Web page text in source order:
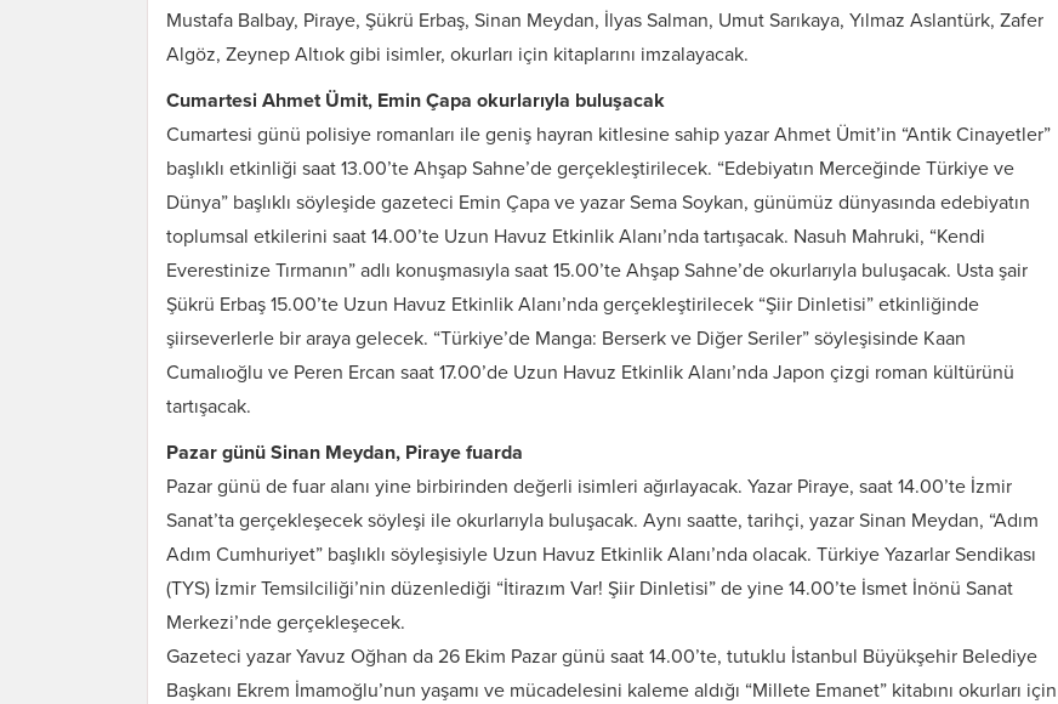
Mustafa Balbay, Piraye, Şükrü Erbaş, Sinan Meydan, İlyas Salman, Umut Sarıkaya, Yılmaz Aslantürk, Zafer
Algöz, Zeynep Altıok gibi isimler, okurları için kitaplarını imzalayacak.
Cumartesi Ahmet Ümit, Emin Çapa okurlarıyla buluşacak
Cumartesi günü polisiye romanları ile geniş hayran kitlesine sahip yazar Ahmet Ümit’in “Antik Cinayetler”
başlıklı etkinliği saat 13.00’te Ahşap Sahne’de gerçekleştirilecek. “Edebiyatın Merceğinde Türkiye ve
Dünya” başlıklı söyleşide gazeteci Emin Çapa ve yazar Sema Soykan, günümüz dünyasında edebiyatın
toplumsal etkilerini saat 14.00’te Uzun Havuz Etkinlik Alanı’nda tartışacak. Nasuh Mahruki, “Kendi
Everestinize Tırmanın” adlı konuşmasıyla saat 15.00’te Ahşap Sahne’de okurlarıyla buluşacak. Usta şair
Şükrü Erbaş 15.00’te Uzun Havuz Etkinlik Alanı’nda gerçekleştirilecek “Şiir Dinletisi” etkinliğinde
şiirseverlerle bir araya gelecek. “Türkiye’de Manga: Berserk ve Diğer Seriler” söyleşisinde Kaan
Cumalıoğlu ve Peren Ercan saat 17.00’de Uzun Havuz Etkinlik Alanı’nda Japon çizgi roman kültürünü
tartışacak.
Pazar günü Sinan Meydan, Piraye fuarda
Pazar günü de fuar alanı yine birbirinden değerli isimleri ağırlayacak. Yazar Piraye, saat 14.00’te İzmir
Sanat’ta gerçekleşecek söyleşi ile okurlarıyla buluşacak. Aynı saatte, tarihçi, yazar Sinan Meydan, “Adım
Adım Cumhuriyet” başlıklı söyleşisiyle Uzun Havuz Etkinlik Alanı’nda olacak. Türkiye Yazarlar Sendikası
(TYS) İzmir Temsilciliği’nin düzenlediği “İtirazım Var! Şiir Dinletisi” de yine 14.00’te İsmet İnönü Sanat
Merkezi’nde gerçekleşecek.
Gazeteci yazar Yavuz Oğhan da 26 Ekim Pazar günü saat 14.00’te, tutuklu İstanbul Büyükşehir Belediye
Başkanı Ekrem İmamoğlu’nun yaşamı ve mücadelesini kaleme aldığı “Millete Emanet” kitabını okurları için